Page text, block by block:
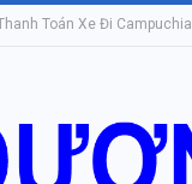
Toán Xe Đi Campuchia